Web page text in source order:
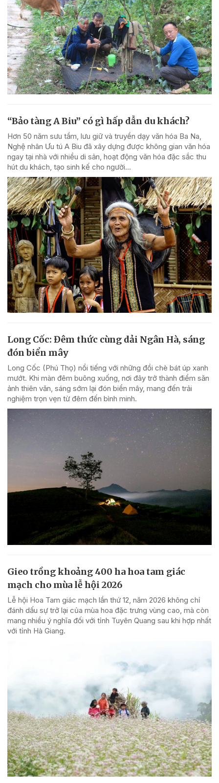
“Bảo tàng A Biu” có gì hấp dẫn du khách?
Hơn 50 năm sưu tầm, lưu giữ và truyền dạy văn hóa Ba Na,
Nghệ nhân Ưu tú A Biu đã xây dựng được không gian văn hóa
ngay tại nhà với nhiều di sản, hoạt động văn hóa đặc sắc thu
hút du khách, tạo sinh kế cho người...
Long Cốc: Đêm thức cùng dải Ngân Hà, sáng
đón biển mây
Long Cốc (Phú Thọ) nổi tiếng với những đồi chè bát úp xanh
mướt. Khi màn đêm buông xuống, nơi đây trở thành điểm săn
ảnh thiên văn, sáng sớm lại đón biển mây, mang đến trải
nghiệm trọn vẹn từ đêm đến bình minh.
Gieo trồng khoảng 400 ha hoa tam giác
mạch cho mùa lễ hội 2026
Lễ hội Hoa Tam giác mạch lần thứ 12, năm 2026 không chỉ
đánh dấu sự trở lại của mùa hoa đặc trưng vùng cao, mà còn
mang nhiều ý nghĩa đối với tỉnh Tuyên Quang sau khi hợp nhất
với tỉnh Hà Giang.